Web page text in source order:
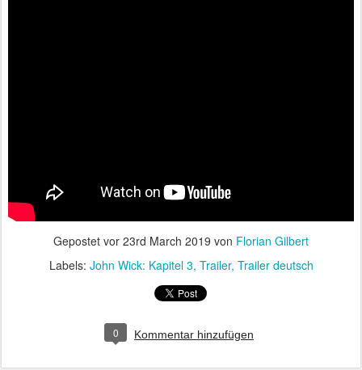
Gepostet vor 23rd March 2019 von Florian Gilbert
Labels: John Wick: Kapitel 3 Trailer Trailer deutsch
0 Kommentar hinzufügen